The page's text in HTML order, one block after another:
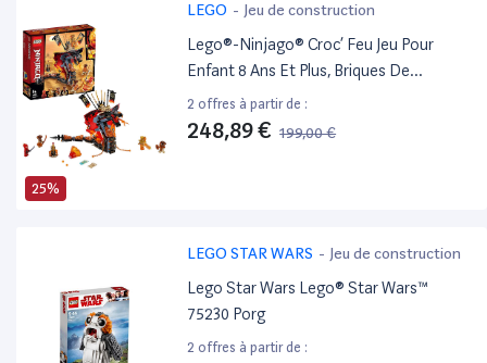
25%
LEGO - Jeu de construction
Lego®-Ninjago® Croc’ Feu Jeu Pour
Enfant 8 Ans Et Plus, Briques De
Construction Garçon Et Fille, 463 Pièces
70674
2 offres à partir de :
248,89 € 199,00 €
LEGO STAR WARS - Jeu de construction
Lego Star Wars Lego® Star Wars™
75230 Porg
2 offres à partir de :